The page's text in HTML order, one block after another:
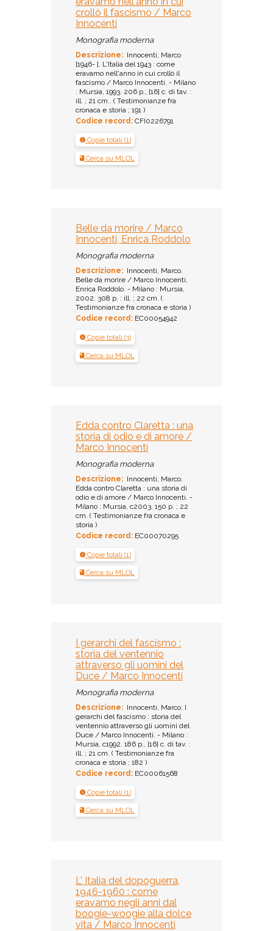
crollò il fascismo / Marco
Innocenti
Monografia moderna
Descrizione: Innocenti, Marco
[1946- ]. L'Italia del 1943 : come
eravamo nell'anno in cui crollò il
fascismo / Marco Innocenti. - Milano
: Mursia, 1993. 206 p., [16] c. di tav. :
ill. ; 21 cm.. ( Testimonianze fra
cronaca e storia ; 191 )
Codice record: CFI0226791
Copie totali (1)
Cerca su MLOL
Belle da morire / Marco
Innocenti, Enrica Roddolo
Monografia moderna
Descrizione: Innocenti, Marco.
Belle da morire / Marco Innocenti,
Enrica Roddolo. - Milano : Mursia,
2002. 308 p. : ill. ; 22 cm. (
Testimonianze fra cronaca e storia )
Codice record: EC00054942
Copie totali (3)
Cerca su MLOL
Edda contro Claretta : una
storia di odio e di amore /
Marco Innocenti
Monografia moderna
Descrizione: Innocenti, Marco.
Edda contro Claretta : una storia di
odio e di amore / Marco Innocenti. -
Milano : Mursia, c2003. 150 p. ; 22
cm. ( Testimonianze fra cronaca e
storia )
Codice record: EC00070295
Copie totali (1)
Cerca su MLOL
I gerarchi del fascismo :
storia del ventennio
attraverso gli uomini del
Duce / Marco Innocenti
Monografia moderna
Descrizione: Innocenti, Marco. I
gerarchi del fascismo : storia del
ventennio attraverso gli uomini del
Duce / Marco Innocenti. - Milano :
Mursia, c1992. 186 p., [16] c. di tav. :
ill. ; 21 cm. ( Testimonianze fra
cronaca e storia ; 182 )
Codice record: EC00061568
Copie totali (1)
Cerca su MLOL
L' Italia del dopoguerra,
1946-1960 : come
eravamo negli anni dal
boogie-woogie alla dolce
vita / Marco Innocenti